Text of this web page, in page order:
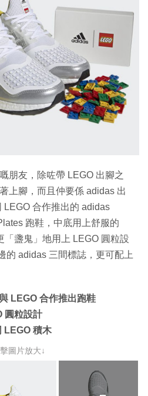
朋友，除咗帶 LEGO 出腳之
上腳，而且仲要係 adidas 出
LEGO 合作推出的 adidas
跑鞋，中底用上舒服的
「盞鬼」地用上 LEGO 圓粒設
的 adidas 三間標誌，更可配上
LEGO 合作推出跑鞋
圓粒設計
LEGO 積木
圖片放大↓